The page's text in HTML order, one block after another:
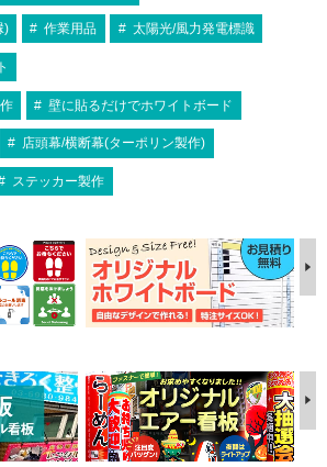
) 作業用品 太陽光/風力発電標識
壁に貼るだけでホワイトボード
店頭幕/横断幕(ターポリン製作)
ステッカー製作